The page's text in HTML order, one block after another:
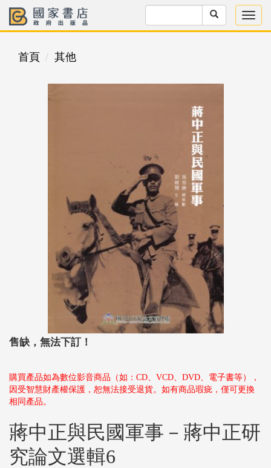
首頁 其他
售缺，無法下訂！
購買產品如為數位影音商品（如：CD、VCD、DVD、電子書等），
因受智慧財產權保護，恕無法接受退貨。如有商品瑕疵，僅可更換
相同產品。
蔣中正與民國軍事－蔣中正研
究論文選輯6